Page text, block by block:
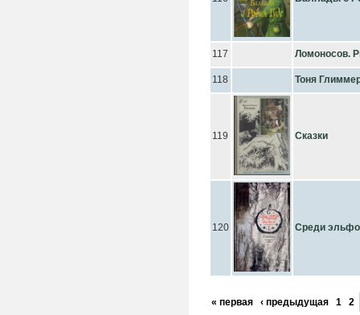
117 Ломоносов.
118 Тоня
119 Сказки
120 Среди
« первая ‹ предыдущая 1 2